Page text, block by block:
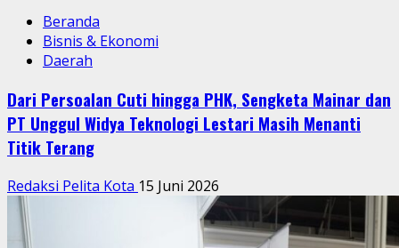
Beranda
Bisnis & Ekonomi
Daerah
Dari Persoalan Cuti hingga PHK, Sengketa Mainar dan
PT Unggul Widya Teknologi Lestari Masih Menanti
Titik Terang
Redaksi Pelita Kota 15 Juni 2026